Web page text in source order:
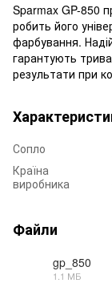
Sparmax GP-850
робить його
фарбування.
гарантують
результати при
Сопло
Країна
виробника
Файли
gp_850
1.1 МБ